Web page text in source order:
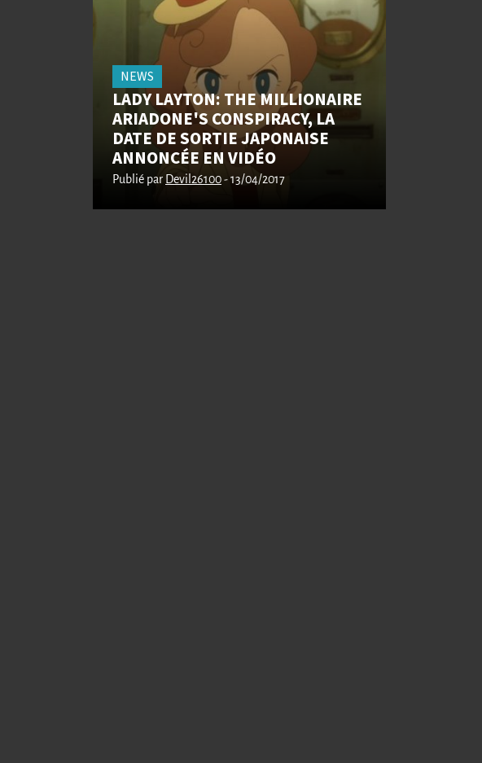
NEWS
LADY LAYTON: THE MILLIONAIRE
ARIADONE'S CONSPIRACY, LA
DATE DE SORTIE JAPONAISE
ANNONCÉE EN VIDÉO
Publié par Devil26100- 13/04/2017